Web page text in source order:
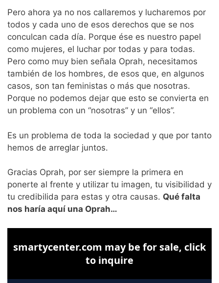
Pero ahora ya no nos callaremos y lucharemos por
todos y cada uno de esos derechos que se nos
conculcan cada día. Porque ése es nuestro papel
como mujeres, el luchar por todas y para todas.
Pero como muy bien señala Oprah, necesitamos
también de los hombres, de esos que, en algunos
casos, son tan feministas o más que nosotras.
Porque no podemos dejar que esto se convierta en
un problema con un “nosotras” y un “ellos”.
Es un problema de toda la sociedad y que por tanto
hemos de arreglar juntos.
Gracias Oprah, por ser siempre la primera en
ponerte al frente y utilizar tu imagen, tu visibilidad y
tu credibilida para estas y otra causas. Qué falta
nos haría aquí una Oprah…